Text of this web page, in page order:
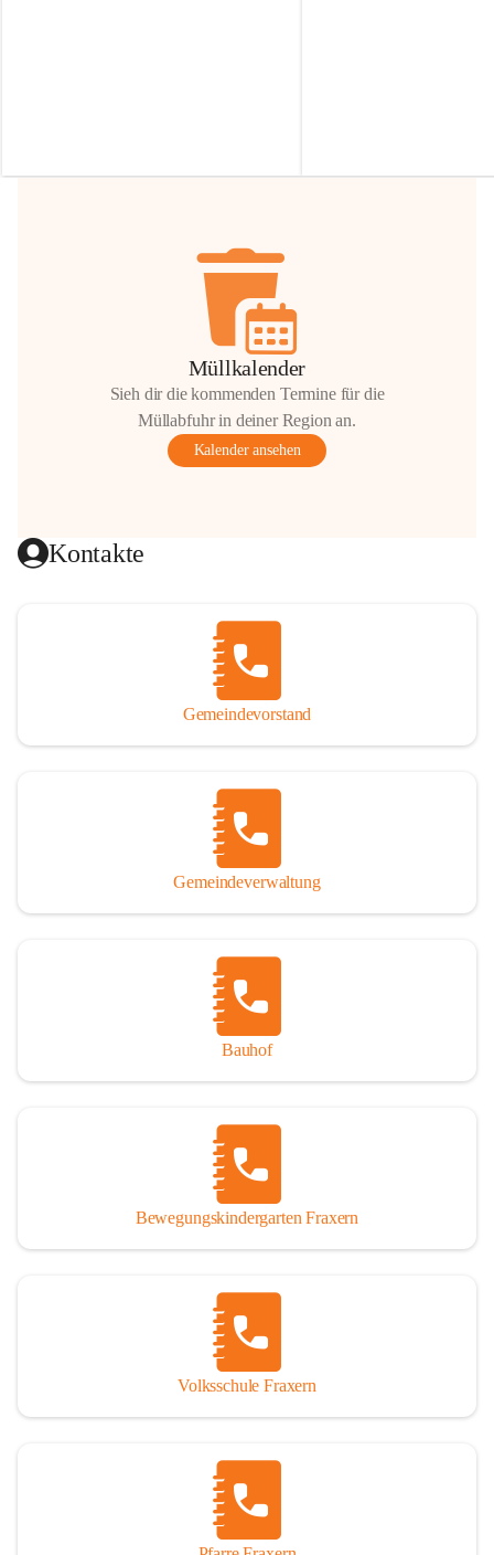
Hilfsbereitschaft!
Müllkalender
Sieh dir die kommenden Termine für die
Müllabfuhr in deiner Region an.
Kalender ansehen
Kontakte
Gemeindevorstand
Gemeindeverwaltung
Bauhof
Bewegungskindergarten Fraxern
Volksschule Fraxern